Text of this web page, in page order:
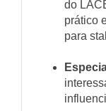
do
prático
para